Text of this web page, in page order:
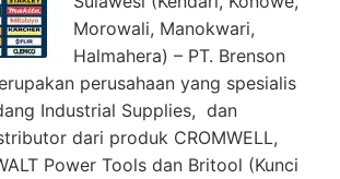
Morowali, Manokwari,
Halmahera) – PT. Brenson
perusahaan yang spesialis
Industrial Supplies, dan
dari produk CROMWELL,
Power Tools dan Britool (Kunci